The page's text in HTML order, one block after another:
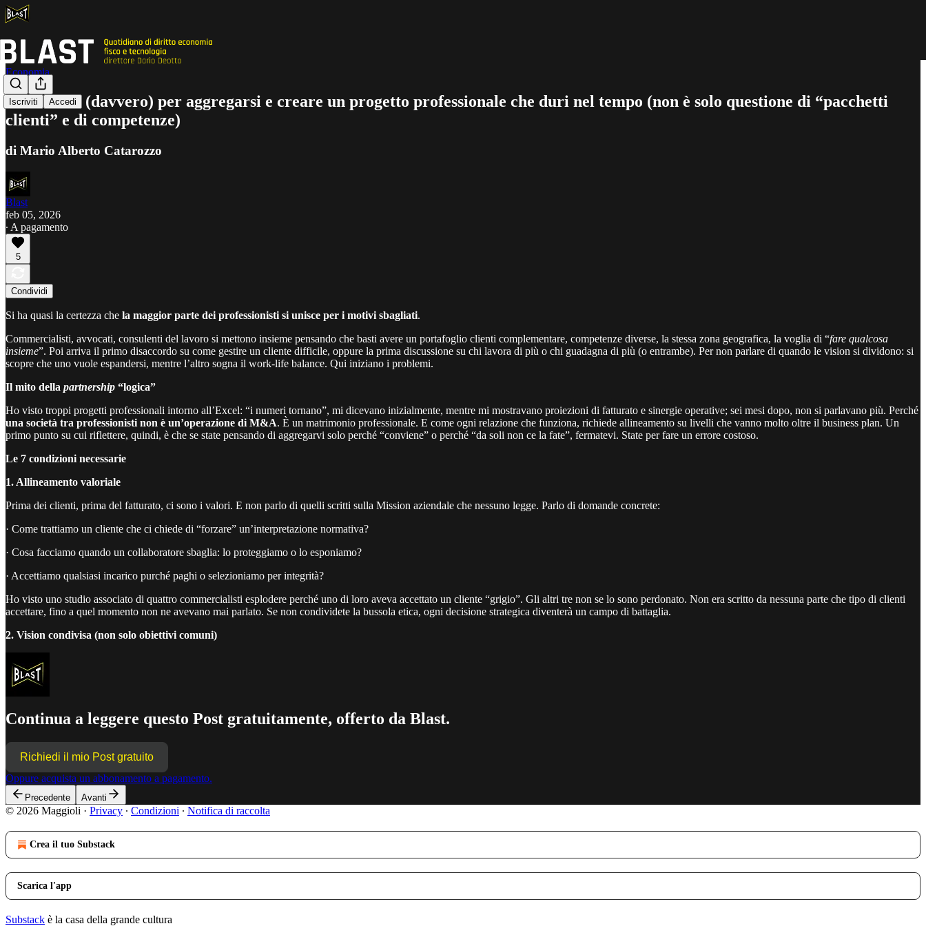
Iscriviti Accedi
Economia
Cosa serve (davvero) per aggregarsi e creare un progetto professionale che duri nel tempo (non è solo questione di “pacchetti
clienti” e di competenze)
di Mario Alberto Catarozzo
Blast
feb 05, 2026
∙ A pagamento
5
Condividi
Si ha quasi la certezza che la maggior parte dei professionisti si unisce per i motivi sbagliati.
Commercialisti, avvocati, consulenti del lavoro si mettono insieme pensando che basti avere un portafoglio clienti complementare, competenze diverse, la stessa zona geografica, la voglia di “fare qualcosa
insieme”. Poi arriva il primo disaccordo su come gestire un cliente difficile, oppure la prima discussione su chi lavora di più o chi guadagna di più (o entrambe). Per non parlare di quando le vision si dividono: si
scopre che uno vuole espandersi, mentre l’altro sogna il work-life balance. Qui iniziano i problemi.
Il mito della partnership “logica”
Ho visto troppi progetti professionali intorno all’Excel: “i numeri tornano”, mi dicevano inizialmente, mentre mi mostravano proiezioni di fatturato e sinergie operative; sei mesi dopo, non si parlavano più. Perché
una società tra professionisti non è un’operazione di M&A. È un matrimonio professionale. E come ogni relazione che funziona, richiede allineamento su livelli che vanno molto oltre il business plan. Un
primo punto su cui riflettere, quindi, è che se state pensando di aggregarvi solo perché “conviene” o perché “da soli non ce la fate”, fermatevi. State per fare un errore costoso.
Le 7 condizioni necessarie
1. Allineamento valoriale
Prima dei clienti, prima del fatturato, ci sono i valori. E non parlo di quelli scritti sulla Mission aziendale che nessuno legge. Parlo di domande concrete:
· Come trattiamo un cliente che ci chiede di “forzare” un’interpretazione normativa?
· Cosa facciamo quando un collaboratore sbaglia: lo proteggiamo o lo esponiamo?
· Accettiamo qualsiasi incarico purché paghi o selezioniamo per integrità?
Ho visto uno studio associato di quattro commercialisti esplodere perché uno di loro aveva accettato un cliente “grigio”. Gli altri tre non se lo sono perdonato. Non era scritto da nessuna parte che tipo di clienti
accettare, fino a quel momento non ne avevano mai parlato. Se non condividete la bussola etica, ogni decisione strategica diventerà un campo di battaglia.
2. Vision condivisa (non solo obiettivi comuni)
Continua a leggere questo Post gratuitamente, offerto da Blast.
Richiedi il mio Post gratuito
Oppure acquista un abbonamento a pagamento.
Precedente Avanti
© 2026 Maggioli · Privacy ∙ Condizioni ∙ Notifica di raccolta
Crea il tuo Substack
Scarica l'app
Substack è la casa della grande cultura